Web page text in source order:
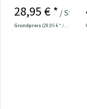
28,95 € * / Stück
Grundpreis (28,95 € * / 1 Stück)